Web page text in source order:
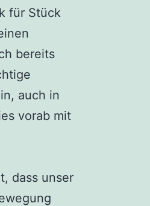
für Stück
bereits
auch in
vorab mit
dass unser